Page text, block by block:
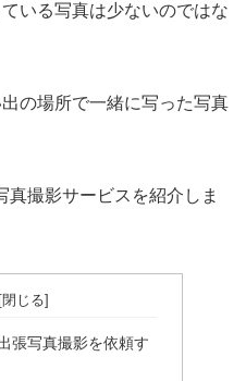
いる写真は少ないのではな
の場所で一緒に写った写真
撮影サービスを紹介しま
張写真撮影を依頼す